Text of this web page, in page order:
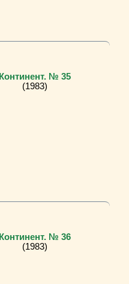
Континент. № 35
(1983)
Континент. № 36
(1983)